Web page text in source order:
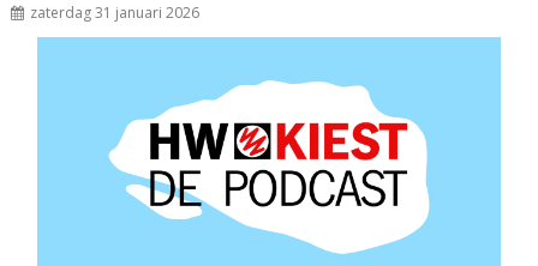
zaterdag 31 januari 2026